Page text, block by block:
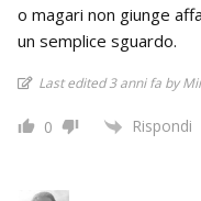
o magari non giunge
un semplice sguardo.
Last edited 3 anni fa by
0 Rispondi